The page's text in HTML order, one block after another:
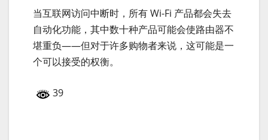
当互联网访问中断时，所有 Wi-Fi 产品都会失去
自动化功能，其中数十种产品可能会使路由器不
堪重负——但对于许多购物者来说，这可能是一
个可以接受的权衡。
39